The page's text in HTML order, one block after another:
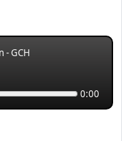
- GCH
0:00